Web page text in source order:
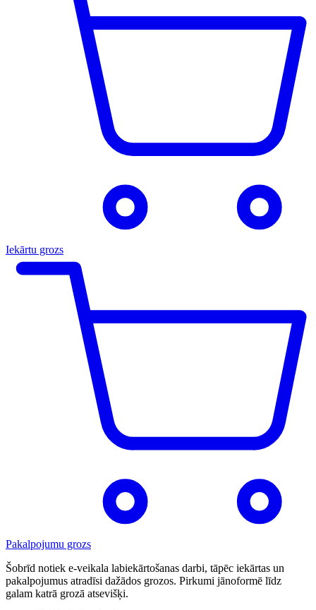
Iekārtu grozs
Pakalpojumu grozs
Šobrīd notiek e-veikala labiekārtošanas darbi, tāpēc iekārtas un
pakalpojumus atradīsi dažādos grozos. Pirkumi jānoformē līdz
galam katrā grozā atsevišķi.